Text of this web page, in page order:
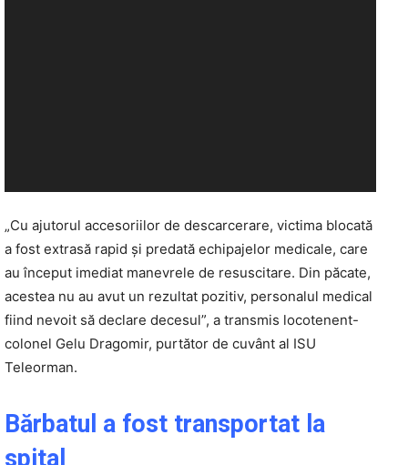
„Cu ajutorul accesoriilor de descarcerare, victima blocată
a fost extrasă rapid și predată echipajelor medicale, care
au început imediat manevrele de resuscitare. Din păcate,
acestea nu au avut un rezultat pozitiv, personalul medical
fiind nevoit să declare decesul”, a transmis locotenent-
colonel Gelu Dragomir, purtător de cuvânt al ISU
Teleorman.
Bărbatul a fost transportat la
spital